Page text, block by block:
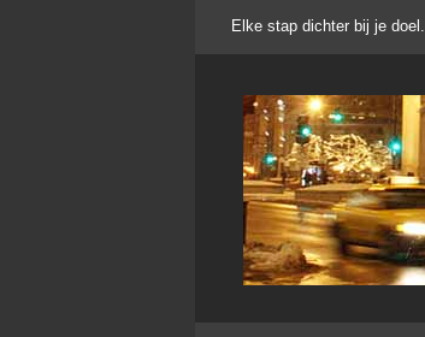
Elke stap dichter bij je doel.